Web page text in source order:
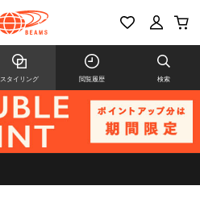
スタイリング 閲覧履歴 検索